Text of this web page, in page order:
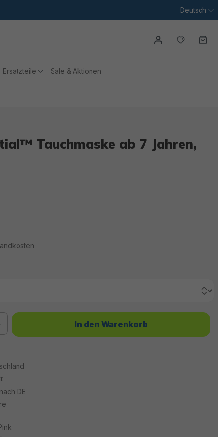
Deutsch
Du
Ersatzteile Sale & Aktionen
Tauchmaske ab 7 Jahren,
Wert ein oder benutze die Schaltflächen um die Anzahl zu erhöhen
In den Warenkorb
DE